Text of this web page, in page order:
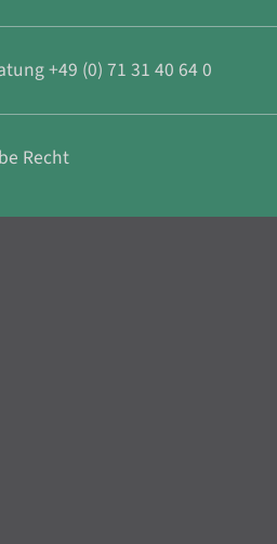
+49 (0) 71 31 40 64 0
Recht